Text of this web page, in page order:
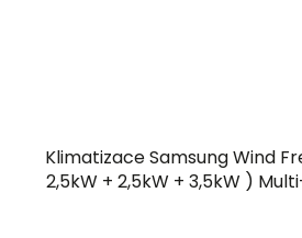
Klimatizace Samsung Wind
2,5kW + 2,5kW + 3,5kW )